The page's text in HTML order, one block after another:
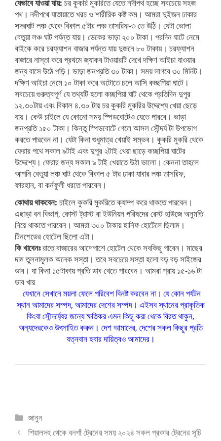
যেভাবে যাওয়া যায়: চর কুকরি মুকরিতে যেতে নদীপথ হচ্ছে সবচেয়ে সহজ
পথ। নদীপথে যাতায়াতে খরচ ও শারীরিক কষ্ট কম। আমরা দুইজন ঢাকার
সদরঘাট লঞ্চ থেকে বিকাল ৫টার লঞ্চ তাসরিফ-৩ তে উঠি। যেটা ভোলা
বেতুয়া লঞ্চ ঘাট পর্যন্ত যায়। ডেকের ভাড়া ২০০ টাকা। পরদিন ঘাটে নেমে
বাইকে করে চরফ্যাশন বাজার পর্যন্ত যায় দুজনে ৮০ টাকায়। চরফ্যাশন
বাজারে নাস্তা করে প্রথমে জ্যাকব টাওয়ারটি দেখে দক্ষিণ আইচা যাওয়ার
জন্য বাসে উঠে পড়ি। ভাড়া জনপ্রতি ৩০ টাকা। সময় লাগবে ৩০ মিনিট।
দক্ষিণ আইচা নেমে ১০ টাকা করে অটোতে চলে আসি কচ্ছপিয়া ঘাটে।
সবচেয়ে গুরুত্বপূর্ণ যে তথ্যটি হলো কচ্ছপিয়া ঘাট থেকে প্রতিদিন দুপুর
১২.৩০টায় এবং বিকাল ৪.৩০ টায় চর কুকরি মুকরির উদ্দেশ্যে খেয়া ছেড়ে
যায়। কেউ চাইলে যে কোনো সময় স্পিডবোটেও যেতে পারবে। ভাড়া
জনপ্রতি ১৫০ টাকা। কিন্তু স্পিডবোটে গেলে আসল সৌন্দর্য টা উপভোগ
করতে পারবেন না। যেটা কিনা শুধুমাত্র খেয়াই সম্ভব। কুকরি মুকরি থেকে
ফেরার পথে সকাল ৯টাই এবং দুপুর ২টাই খেয়া ছাড়ে কচ্ছপিয়া ঘাটের
উদ্দেশ্যে। ফেরার জন্য সকাল ৯ টাই খেয়াতে উঠা ভালো। কেননা তাহলে
আপনি বেতুয়া লঞ্চ ঘাট থেকে বিকাল ৫ টার ঢাকা যাবার লঞ্চ তাসরিফ,
ফারহান, বা কর্নফুলী ধরতে পারবেন।
কোথায় থাকবেন: চাইলে কুকরি মুকরিতে ক্যাম্প করে থাকতে পারবেন।
এছাড়া বন বিভাগ, কোস্ট ট্রাস্ট বা ইউনিয়ন পরিষদের রেস্ট হাউজে অনুমতি
নিয়ে থাকতে পারবেন। আমরা ৩০০ টাকায় হানিফ হোটেলে ছিলাম।
টিনশেডের হোটেল ছিলো এটা।
কি খাবেনঃরাতে বাজারের আশেপাশে হোটেল থেকে সবকিছু পাবেন। মাছের
দাম তুলনামূলক অনেক সস্তা। তবে সবচেয়ে সস্তা হলো বড় বড় সাইজের
ডাব। যা কিনা ১৫টাকায় প্রতি ডাব খেতে পারবেন। আমরা প্রায় ১৫-১৬ টা
ডাব খায়
যেখানে সেখানে ময়লা ফেলে পরিবেশ বিনষ্ট করবেন না। যে কোন পর্যটন
স্থান আমাদের সম্পদ, আমাদের দেশের সম্পদ। এইসব স্থানের প্রাকৃতিক
কিংবা সৌন্দর্য্যের জন্যে ক্ষতিকর এমন কিছু করা থেকে বিরত থাকুন,
অন্যদেরকেও উৎসাহিত করুন। দেশ আমাদের, দেশের সকল কিছুর প্রতি
যত্নবান হবার দায়িত্বও আমাদের।
Categories
জানুন
শিয়ালদহ থেকে বনগাঁ ট্রেনের সময় ২০২৪ সকল প্রকার ট্রেনের সূচি